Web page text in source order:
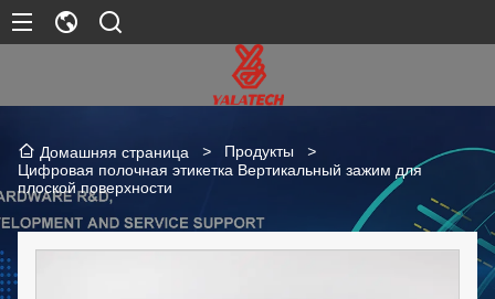
Домашняя страница > Продукты
>
Цифровая полочная этикетка Вертикальный зажим для
плоской поверхности